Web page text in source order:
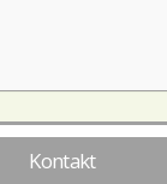
Kontakt